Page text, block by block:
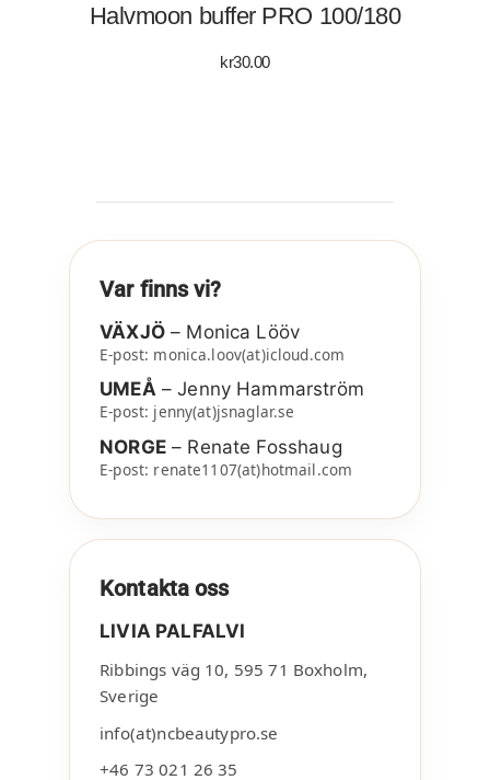
Halvmoon buffer PRO 100/180
kr30.00
Var finns vi?
VÄXJÖ– Monica Lööv
E-post: monica.loov(at)icloud.com
UMEÅ– Jenny Hammarström
E-post: jenny(at)jsnaglar.se
NORGE– Renate Fosshaug
E-post: renate1107(at)hotmail.com
Kontakta oss
LIVIA PALFALVI
Ribbings väg 10, 595 71 Boxholm,
Sverige
info(at)ncbeautypro.se
+46 73 021 26 35